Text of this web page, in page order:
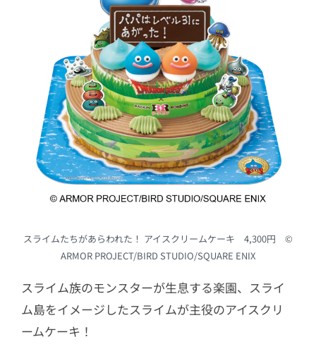
スライムたちがあらわれた！ アイスクリームケーキ 4,300円 ©
ARMOR PROJECT/BIRD STUDIO/SQUARE ENIX
スライム族のモンスターが生息する楽園、スライ
ム島をイメージしたスライムが主役のアイスクリ
ームケーキ！